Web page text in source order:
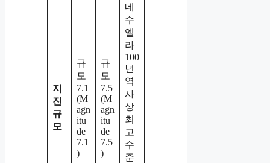
지
진
규
모
규
모
7.1
(M
agn
itu
de
7.1
)
규
모
7.5
(M
agn
itu
de
7.5
)
네
수
엘
라
100
년
역
사
상
최
고
수
준